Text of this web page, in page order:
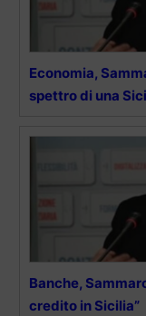
Economia,
spettro di una
Banche,
credito in Sicilia”